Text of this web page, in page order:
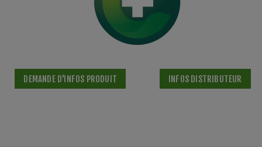
DEMANDE D'INFOS PRODUIT INFOS DISTRIBUTEUR